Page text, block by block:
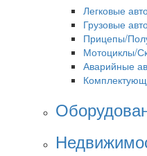
Легковые
Грузовые
Прицепы/
Мотоциклы/
Аварийные